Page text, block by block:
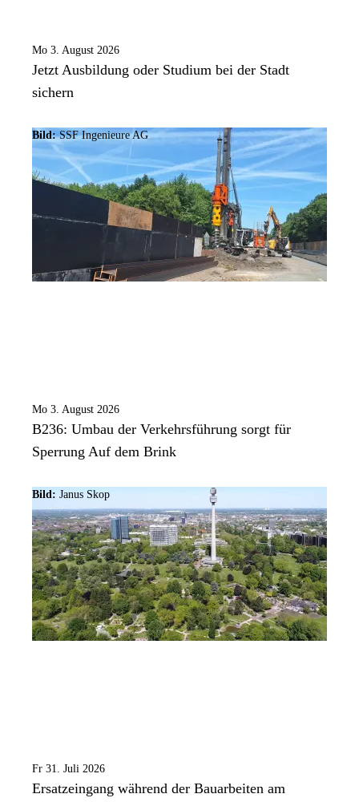
Mo 3. August 2026
Jetzt Ausbildung oder Studium bei der Stadt
sichern
Bild: SSF Ingenieure AG
Mo 3. August 2026
B236: Umbau der Verkehrsführung sorgt für
Sperrung Auf dem Brink
Bild: Janus Skop
Fr 31. Juli 2026
Ersatzeingang während der Bauarbeiten am